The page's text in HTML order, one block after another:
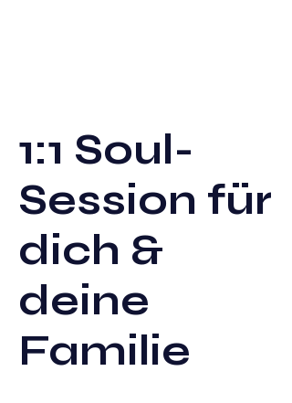
1:1 Soul-
Session für
dich &
deine
Familie